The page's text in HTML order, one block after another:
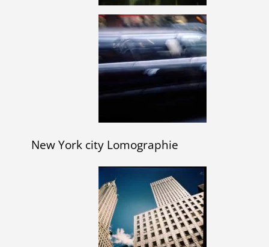
New York city Lomographie